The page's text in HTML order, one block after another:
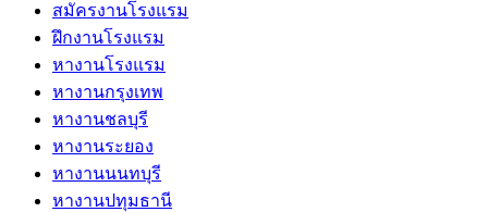
สมัครงานโรงแรม
ฝึกงานโรงแรม
หางานโรงแรม
หางานกรุงเทพ
หางานชลบุรี
หางานระยอง
หางานนนทบุรี
หางานปทุมธานี